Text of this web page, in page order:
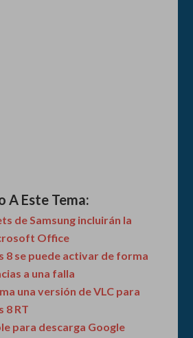
A Este Tema:
de Samsung incluirán la
Office
8 se puede activar de forma
a una falla
una versión de VLC para
8 RT
para descarga Google